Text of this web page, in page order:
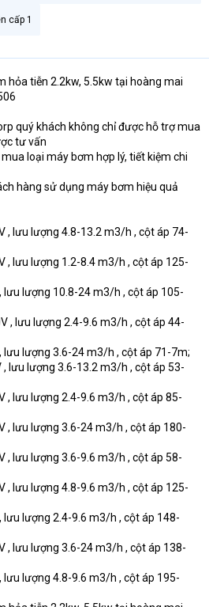
cấp 1
hỏa tiễn 2.2kw, 5.5kw tại hoàng mai
quý khách không chỉ được hỗ trợ mua
tư vấn
loại máy bơm hợp lý, tiết kiệm chi
hàng sử dụng máy bơm hiệu quả
, lưu lượng 4.8-13.2 m3/h , cột áp 74-
, lưu lượng 1.2-8.4 m3/h , cột áp 125-
lưu lượng 10.8-24 m3/h , cột áp 105-
, lưu lượng 2.4-9.6 m3/h , cột áp 44-
lưu lượng 3.6-24 m3/h , cột áp 71-7m;
, lưu lượng 3.6-13.2 m3/h , cột áp 53-
, lưu lượng 2.4-9.6 m3/h , cột áp 85-
, lưu lượng 3.6-24 m3/h , cột áp 180-
, lưu lượng 3.6-9.6 m3/h , cột áp 58-
, lưu lượng 4.8-9.6 m3/h , cột áp 125-
lưu lượng 2.4-9.6 m3/h , cột áp 148-
, lưu lượng 3.6-24 m3/h , cột áp 138-
lưu lượng 4.8-9.6 m3/h , cột áp 195-